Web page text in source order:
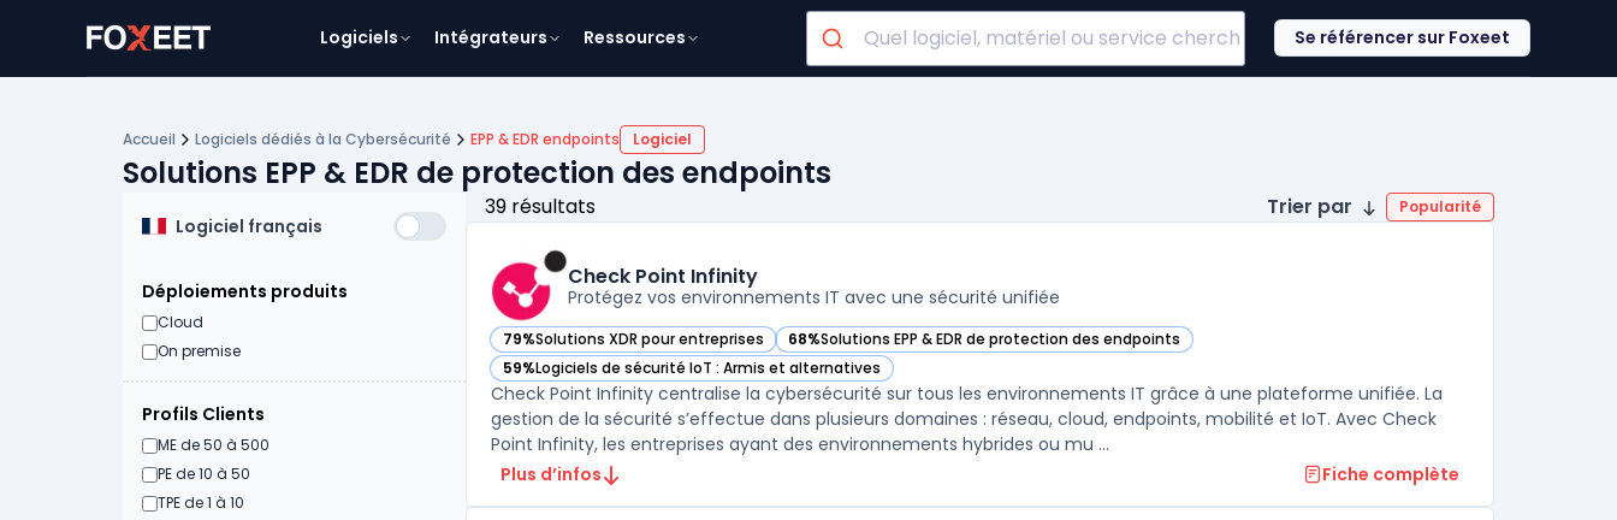
Logiciels Intégrateurs Ressources Se référencer sur Foxeet
Accueil Logiciels dédiés à la Cybersécurité EPP & EDR endpoints Logiciel
Solutions EPP & EDR de protection des endpoints
Logiciel français
Déploiements produits
Cloud
On premise
Profils Clients
ME de 50 à 500
PE de 10 à 50
TPE de 1 à 10
39 résultats Trier par Popularité
Check Point Infinity
Protégez vos environnements IT avec une sécurité unifiée
79%Solutions XDR pour entreprises
— voir Check Point Infinity dans cette catégorie
68%Solutions EPP & EDR de protection des endpoints
— voir Check Point Infinity dans cette catégorie
59%Logiciels de sécurité IoT : Armis et alternatives
— voir Check Point Infinity dans cette catégorie
Check Point Infinity centralise la cybersécurité sur tous les environnements IT grâce à une plateforme unifiée. La
gestion de la sécurité s’effectue dans plusieurs domaines : réseau, cloud, endpoints, mobilité et IoT. Avec Check
Point Infinity, les entreprises ayant des environnements hybrides ou mu ...
Plus d’infos
Fiche complète